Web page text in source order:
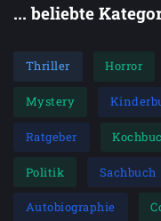
... beliebte
Thriller Horror
Mystery
Ratgeber
Politik Sachbuch
Autobiographie